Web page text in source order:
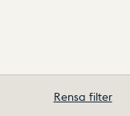
Rensa filter